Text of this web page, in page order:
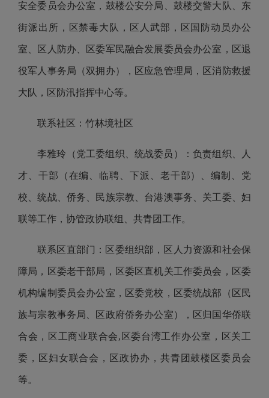
安全委员会办公室，鼓楼公安分局、鼓楼交警大队、东
街派出所，区禁毒大队，区人武部，区国防动员办公
室、区人防办、区委军民融合发展委员会办公室，区退
役军人事务局（双拥办），区应急管理局，区消防救援
大队，区防汛指挥中心等。
联系社区：竹林境社区
李雅玲（党工委组织、统战委员）：负责组织、人
才、干部（在编、临聘、下派、老干部）、编制、党
校、统战、侨务、民族宗教、台港澳事务、关工委、妇
联等工作，协管政协联组、共青团工作。
联系区直部门：区委组织部，区人力资源和社会保
障局，区委老干部局，区委区直机关工作委员会，区委
机构编制委员会办公室，区委党校，区委统战部（区民
族与宗教事务局、区政府侨务办公室），区归国华侨联
合会，区工商业联合会,区委台湾工作办公室，区关工
委，区妇女联合会，区政协办，共青团鼓楼区委员会
等。